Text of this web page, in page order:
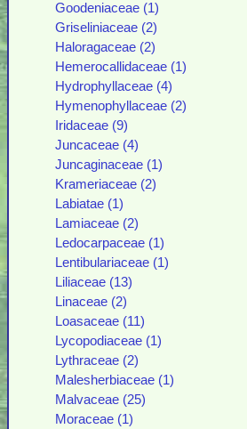
Goodeniaceae (1)
Griseliniaceae (2)
Haloragaceae (2)
Hemerocallidaceae (1)
Hydrophyllaceae (4)
Hymenophyllaceae (2)
Iridaceae (9)
Juncaceae (4)
Juncaginaceae (1)
Krameriaceae (2)
Labiatae (1)
Lamiaceae (2)
Ledocarpaceae (1)
Lentibulariaceae (1)
Liliaceae (13)
Linaceae (2)
Loasaceae (11)
Lycopodiaceae (1)
Lythraceae (2)
Malesherbiaceae (1)
Malvaceae (25)
Moraceae (1)